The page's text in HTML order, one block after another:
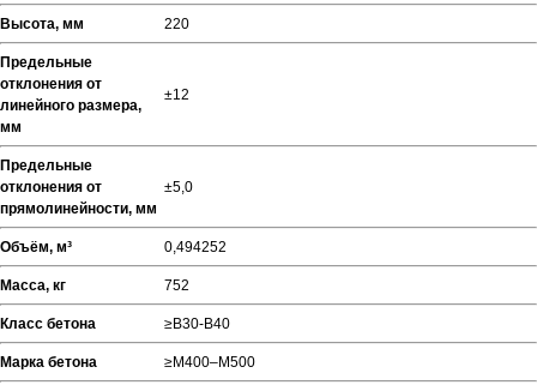
Высота, мм 220
Предельные
отклонения от
линейного размера,
мм
±12
Предельные
отклонения от
прямолинейности, мм
±5,0
Объём, м³ 0,494252
Масса, кг 752
Класс бетона ≥В30-В40
Марка бетона ≥М400–М500